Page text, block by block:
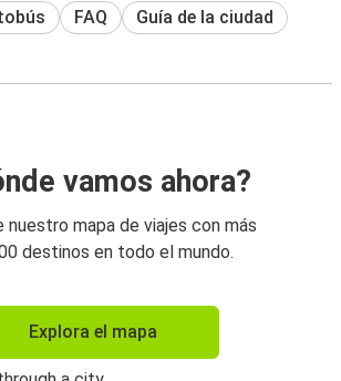
FAQ Guía de la ciudad
vamos ahora?
nuestro mapa de viajes con más
destinos en todo el mundo.
Explora el mapa